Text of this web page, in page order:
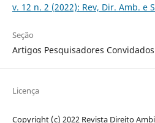
v. 12 n. 2 (2022): Rev, Dir. Amb. e
Seção
Artigos Pesquisadores Convidados
Licença
Copyright (c) 2022 Revista Direito